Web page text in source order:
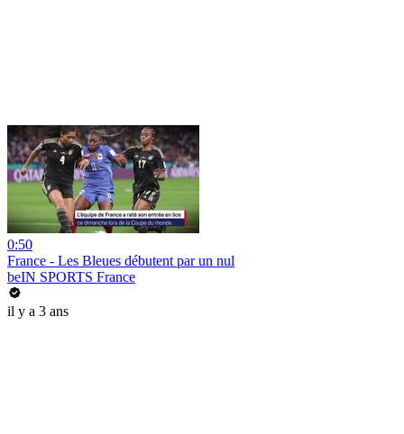
0:50
France - Les Bleues débutent par un nul
beIN SPORTS France
il y a 3 ans